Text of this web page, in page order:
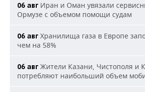
06 авг Иран и Оман увязали
Ормузе с объемом помощи судам
06 авг Хранилища газа в Европе
чем на 58%
06 авг Жители Казани, Чистополя и
потребляют наибольший объем